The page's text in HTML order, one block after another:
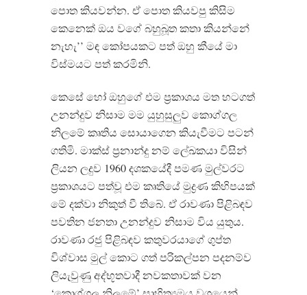
පොත කියවන්න. ඒ පොත කියවපු කිසිම
කෙනෙක් ඔය වගේ බහුබූත කතා කියන්නේ
නැහැ’’ මඳ කෝපයකට පත් ඔහු කීයේ මා
විස්මයට පත් කරමිනි.
කෙසේ හෝ ඔහුගේ එම ප්‍රකාශය මත හටගත්
උනන්දුව නිසාම මම යුහුසුලුව කොග්ගල
නිලමේ කෘතිය සොයාගෙන කියැවීමට පටන්
ගතිමි. මාක්ස් ප්‍රනාන්දු නම් ලේඛකයා විසින්
ලියන ලදුව 1960 දශකයේදී පමණ මුල්වරට
ප්‍රකාශයට පත්වූ එම කෘතියේ මුද්‍රණ කිහිපයක්
මේ දක්වා නිකුත් වී තිබේ. ඒ රාවණා පිළිබඳව
පවතින ජනතා උනන්දුව නිසාම විය යුතුය.
රාවණා රජු පිළිබඳව කතුවරයාගේ ගුප්ත
විශ්වාස මුල් කොට ගත් පරිකල්පන පදනම්ව
ලියැවුණු අද්භූතවාදී නවකතාවක් වන